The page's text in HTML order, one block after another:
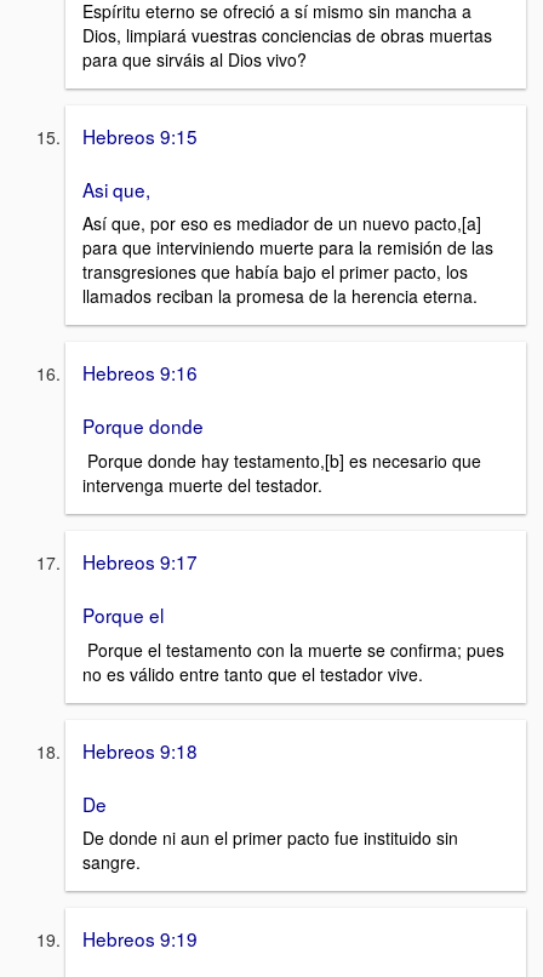
Espíritu eterno se ofreció a sí mismo sin mancha a
Dios, limpiará vuestras conciencias de obras muertas
para que sirváis al Dios vivo?
Hebreos 9:15
Asi que,
Así que, por eso es mediador de un nuevo pacto,[a]
para que interviniendo muerte para la remisión de las
transgresiones que había bajo el primer pacto, los
llamados reciban la promesa de la herencia eterna.
Hebreos 9:16
Porque donde
Porque donde hay testamento,[b] es necesario que
intervenga muerte del testador.
Hebreos 9:17
Porque el
Porque el testamento con la muerte se confirma; pues
no es válido entre tanto que el testador vive.
Hebreos 9:18
De
De donde ni aun el primer pacto fue instituido sin
sangre.
Hebreos 9:19